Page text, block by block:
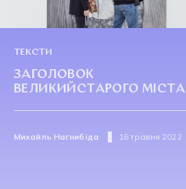
ТЕКСТИ
ЗАГОЛОВОК
ВЕЛИКИЙСТАРОГО МІСТА
Михайль Нагнибіда 16 травня 2022